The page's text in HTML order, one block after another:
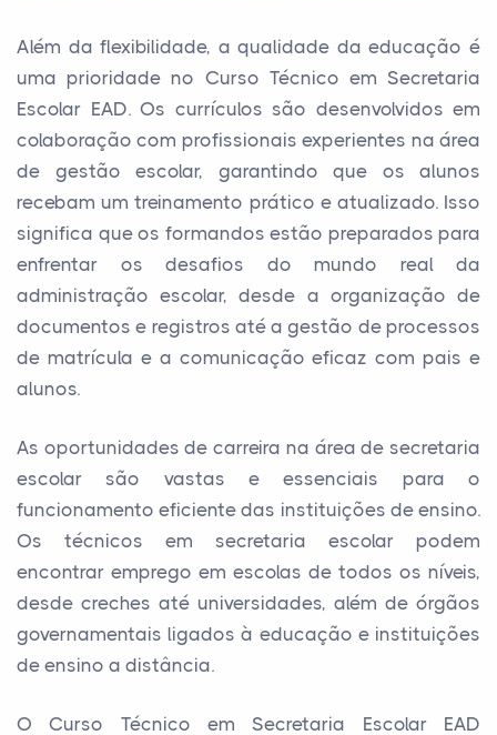
Além da flexibilidade, a qualidade da educação é
uma prioridade no Curso Técnico em Secretaria
Escolar EAD. Os currículos são desenvolvidos em
colaboração com profissionais experientes na área
de gestão escolar, garantindo que os alunos
recebam um treinamento prático e atualizado. Isso
significa que os formandos estão preparados para
enfrentar os desafios do mundo real da
administração escolar, desde a organização de
documentos e registros até a gestão de processos
de matrícula e a comunicação eficaz com pais e
alunos.
As oportunidades de carreira na área de secretaria
escolar são vastas e essenciais para o
funcionamento eficiente das instituições de ensino.
Os técnicos em secretaria escolar podem
encontrar emprego em escolas de todos os níveis,
desde creches até universidades, além de órgãos
governamentais ligados à educação e instituições
de ensino a distância.
O Curso Técnico em Secretaria Escolar EAD